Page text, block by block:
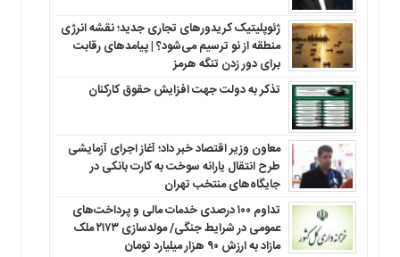
ژئوپلیتیک کریدورهای تجاری جدید؛ نقشه انرژی
منطقه‌ از نو ترسیم می‌شود؟ | پیامدهای رقابت
برای دور زدن تنگه هرمز
تذکر به دولت جهت افزایش حقوق کارکنان ‌
معاون وزیر اقتصاد خبر داد؛ آغاز اجرای آزمایشی
طرح انتقال یارانه سوخت به کارت بانکی در
جایگاه‌های منتخب تهران
تداوم ۱۰۰ درصدی خدمات مالی و پرداخت‌های
عمومی در شرایط جنگی/ مولدسازی ۲۱۷۳ ملک
مازاد به ارزش ۹۰ هزار میلیارد تومان